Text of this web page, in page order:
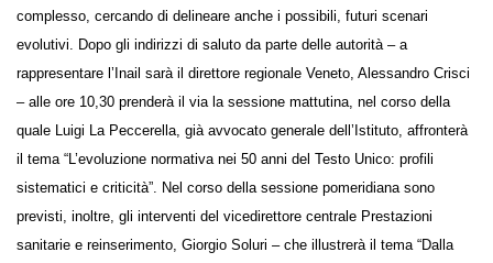
complesso, cercando di delineare anche i possibili, futuri scenari
evolutivi. Dopo gli indirizzi di saluto da parte delle autorità – a
rappresentare l’Inail sarà il direttore regionale Veneto, Alessandro Crisci
– alle ore 10,30 prenderà il via la sessione mattutina, nel corso della
quale Luigi La Peccerella, già avvocato generale dell’Istituto, affronterà
il tema “L’evoluzione normativa nei 50 anni del Testo Unico: profili
sistematici e criticità”. Nel corso della sessione pomeridiana sono
previsti, inoltre, gli interventi del vicedirettore centrale Prestazioni
sanitarie e reinserimento, Giorgio Soluri – che illustrerà il tema “Dalla